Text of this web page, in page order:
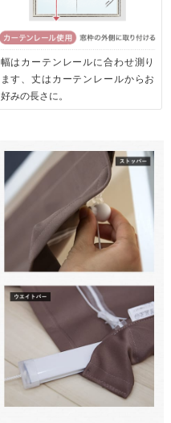
幅はカーテンレールに合わせ測り
ます、丈はカーテンレールからお
好みの長さに。